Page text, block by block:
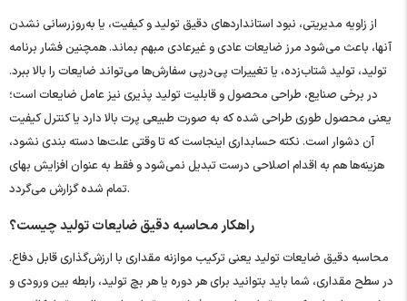
از زاویه مدیریتی، نبود استانداردهای دقیق تولید و کیفیت، یا به‌روزرسانی نشدن
آنها، باعث می‌شود مرز ضایعات عادی و غیرعادی مبهم بماند. همچنین فشار برنامه
تولید، تولید شتاب‌زده، یا تغییرات پی‌درپی سفارش‌ها می‌تواند ضایعات را بالا ببرد.
در برخی صنایع، طراحی محصول و قابلیت تولید پذیری نیز عامل ضایعات است؛
یعنی محصول طوری طراحی شده که به ‌صورت طبیعی پرت بالا دارد یا کنترل کیفیت
آن دشوار است. نکته حسابداری اینجاست که تا وقتی علت‌ها دسته ‌بندی نشود،
هزینه‌ها هم به اقدام اصلاحی درست تبدیل نمی‌شود و فقط به ‌عنوان افزایش بهای
تمام ‌شده گزارش می‌گردد.
راهکار محاسبه دقیق ضایعات تولید چیست؟
محاسبه دقیق ضایعات تولید یعنی ترکیب موازنه مقداری با ارزش‌گذاری قابل دفاع.
در سطح مقداری، شما باید بتوانید برای هر دوره یا هر بچ تولید، رابطه بین ورودی و